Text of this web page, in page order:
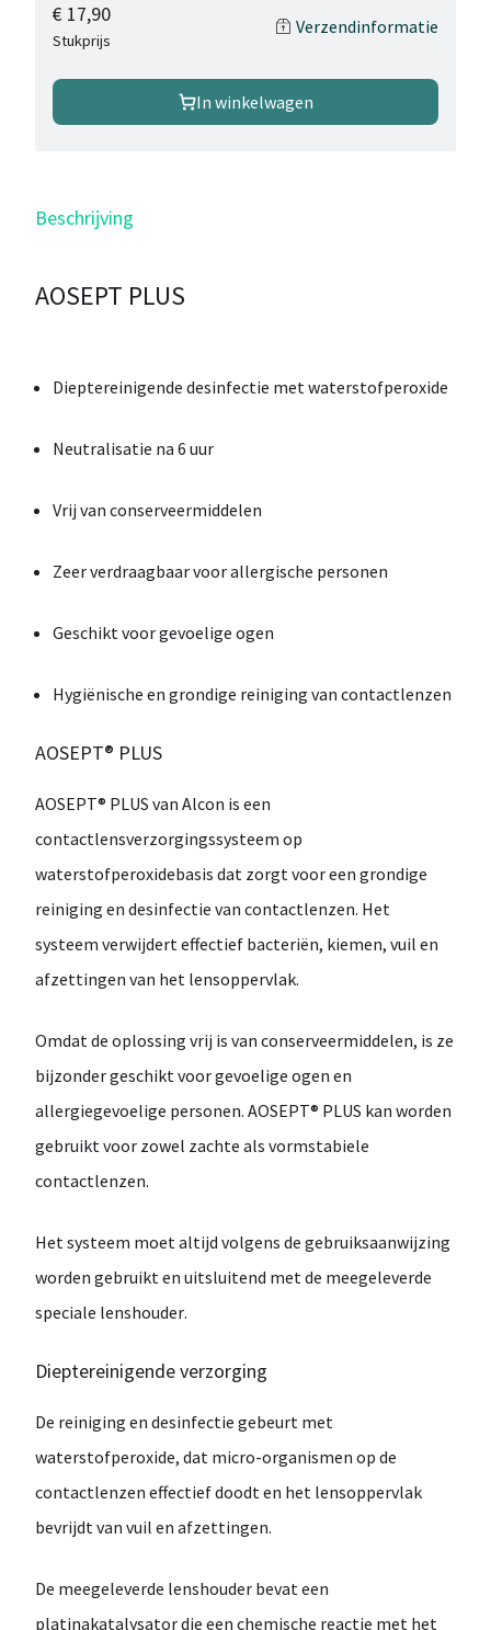
€ 17,90
Stukprijs
Verzendinformatie
In winkelwagen
Beschrijving
AOSEPT PLUS
Dieptereinigende desinfectie met waterstofperoxide
Neutralisatie na 6 uur
Vrij van conserveermiddelen
Zeer verdraagbaar voor allergische personen
Geschikt voor gevoelige ogen
Hygiënische en grondige reiniging van contactlenzen
AOSEPT® PLUS
AOSEPT® PLUS van Alcon is een
contactlensverzorgingssysteem op
waterstofperoxidebasis dat zorgt voor een grondige
reiniging en desinfectie van contactlenzen. Het
systeem verwijdert effectief bacteriën, kiemen, vuil en
afzettingen van het lensoppervlak.
Omdat de oplossing vrij is van conserveermiddelen, is ze
bijzonder geschikt voorgevoelige ogen en
allergiegevoelige personen. AOSEPT® PLUS kan worden
gebruikt voor zowel zachte als vormstabiele
contactlenzen.
Het systeem moet altijd volgens de gebruiksaanwijzing
worden gebruikt en uitsluitend met de meegeleverde
speciale lenshouder.
Dieptereinigende verzorging
De reiniging en desinfectie gebeurt met
waterstofperoxide, dat micro-organismen op de
contactlenzen effectief doodt en het lensoppervlak
bevrijdt van vuil en afzettingen.
De meegeleverde lenshouder bevat een
platinakatalysatordie een chemische reactie met het